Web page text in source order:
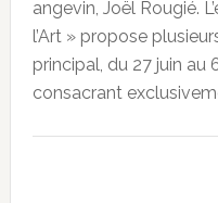
angevin, Joël Rougié.
l’Art » propose
principal, du 27 juin au
consacrant